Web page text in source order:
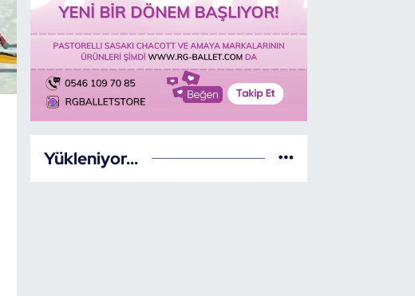
Yükleniyor...